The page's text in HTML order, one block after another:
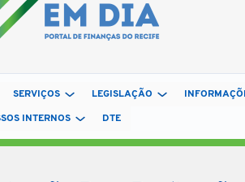
SERVIÇOS LEGISLAÇÃO
INTERNOS DTE